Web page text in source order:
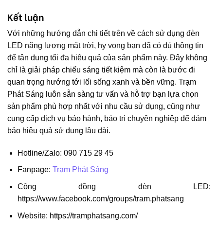
Kết luận
Với những hướng dẫn chi tiết trên về cách sử dụng đèn
LED năng lượng mặt trời, hy vọng bạn đã có đủ thông tin
để tận dụng tối đa hiệu quả của sản phẩm này. Đây không
chỉ là giải pháp chiếu sáng tiết kiệm mà còn là bước đi
quan trọng hướng tới lối sống xanh và bền vững. Trạm
Phát Sáng luôn sẵn sàng tư vấn và hỗ trợ bạn lựa chọn
sản phẩm phù hợp nhất với nhu cầu sử dụng, cũng như
cung cấp dịch vụ bảo hành, bảo trì chuyên nghiệp để đảm
bảo hiệu quả sử dụng lâu dài.
Hotline/Zalo: 090 715 29 45
Fanpage: Trạm Phát Sáng
Cộng đồng đèn LED:
https://www.facebook.com/groups/tram.phatsang
Website: https://tramphatsang.com/